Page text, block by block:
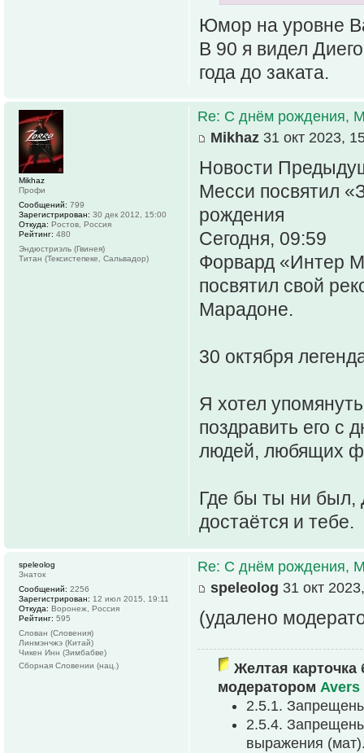
Юмор на уровне
В 90 я видел
года до заката.
Re: С днём рождения,
Mikhaz 31 окт 2023,
Новости
Месси посвятил
рождения
Сегодня, 09:59
Форвард «Интер
посвятил свой
Марадоне.
30 октября
Я хотел
поздравить его с
людей, любящих
Где бы ты ни был,
достаётся и тебе.
Mikhaz
Профи
Сообщений: 799
Зарегистрирован: 30 дек 2012, 15:00
Откуда: Ростов, Россия
Рейтинг: 480
Эндюстриэль (Гвинея)
Титан (Тексистепеке, Сальвадор)
Re: С днём рождения,
speleolog 31 окт
(удалено
Желтая карточка
модератором Avers
2.5.1.
2.5.4.
выpажения
speleolog
Знаток
Сообщений: 2256
Зарегистрирован: 12 июл 2015, 19:11
Откуда: Воронеж, Россия
Рейтинг: 595
Слован (Словения)
Линмэнчжэ (Китай)
Чикен Инн (Зимбабве)
Сборная Словении (нац.)